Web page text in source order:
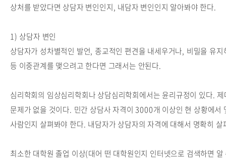
상처를 받았다면 상담자 변인인지, 내담자 변인인지 알아봐야 한다.
1) 상담자 변인
상담자가 성차별적인 발언, 종교적인 편견을 내세우거나, 비밀을 유
등 이중관계를 맺으려고 한다면 그래서는 안된다.
심리학회의 임상심리학회나 상담심리학회에서는 윤리규정이 있다.
문제가 없을 것이다. 민간 상담사 자격이 3000개 이상인 현 상황에서
사람인지 살펴봐야 한다. 내담자가 상담자의 자격에 대해서 명확히
최소한 대학원 졸업 이상(대어 떤 대학원인지 인터넷으로 검색하면